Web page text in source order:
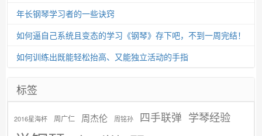
年长钢琴学习者的一些诀窍
如何逼自己系统且变态的学习《钢琴》存下吧，不到一周完结！
如何训练出既能轻松抬高、又能独立活动的手指
标签
2016星海杯 周广仁 周杰伦 周铭孙 四手联弹 学琴经验